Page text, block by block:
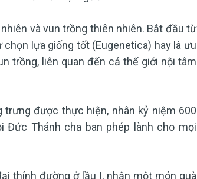
và vun trồng thiên nhiên. Bắt đầu từ
lựa giống tốt (Eugenetica) hay là ưu
trồng, liên quan đến cả thế giới nội tâm
được thực hiện, nhân kỷ niệm 600
Đức Thánh cha ban phép lành cho mọi
thính đường ở lầu I, nhận một món quà